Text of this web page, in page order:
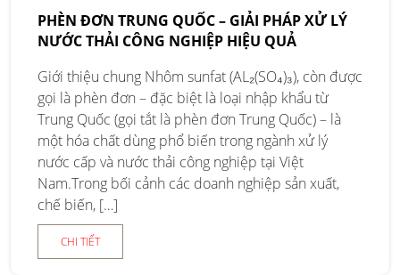
PHÈN ĐƠN TRUNG QUỐC – GIẢI PHÁP XỬ LÝ
NƯỚC THẢI CÔNG NGHIỆP HIỆU QUẢ
Giới thiệu chung Nhôm sunfat (AL₂(SO₄)₃), còn được
gọi là phèn đơn – đặc biệt là loại nhập khẩu từ
Trung Quốc (gọi tắt là phèn đơn Trung Quốc) – là
một hóa chất dùng phổ biến trong ngành xử lý
nước cấp và nước thải công nghiệp tại Việt
Nam.Trong bối cảnh các doanh nghiệp sản xuất,
chế biến, […]
CHI TIẾT